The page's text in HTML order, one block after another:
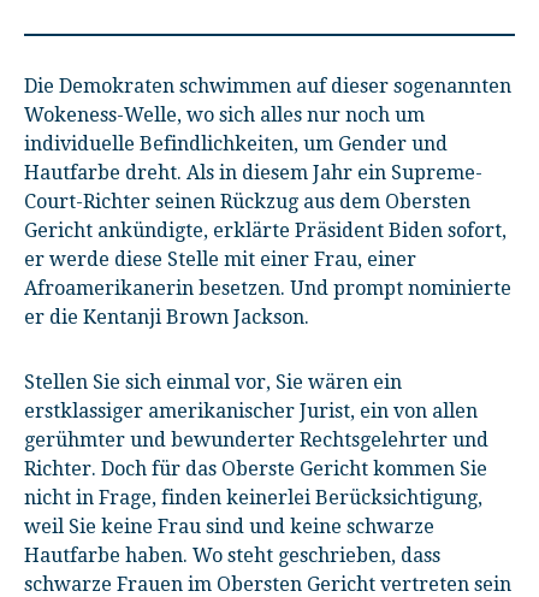
Die Demokraten schwimmen auf dieser sogenannten
Wokeness-Welle, wo sich alles nur noch um
individuelle Befindlichkeiten, um Gender und
Hautfarbe dreht. Als in diesem Jahr ein Supreme-
Court-Richter seinen Rückzug aus dem Obersten
Gericht ankündigte, erklärte Präsident Biden sofort,
er werde diese Stelle mit einer Frau, einer
Afroamerikanerin besetzen. Und prompt nominierte
er die Kentanji Brown Jackson.
Stellen Sie sich einmal vor, Sie wären ein
erstklassiger amerikanischer Jurist, ein von allen
gerühmter und bewunderter Rechtsgelehrter und
Richter. Doch für das Oberste Gericht kommen Sie
nicht in Frage, finden keinerlei Berücksichtigung,
weil Sie keine Frau sind und keine schwarze
Hautfarbe haben. Wo steht geschrieben, dass
schwarze Frauen im Obersten Gericht vertreten sein